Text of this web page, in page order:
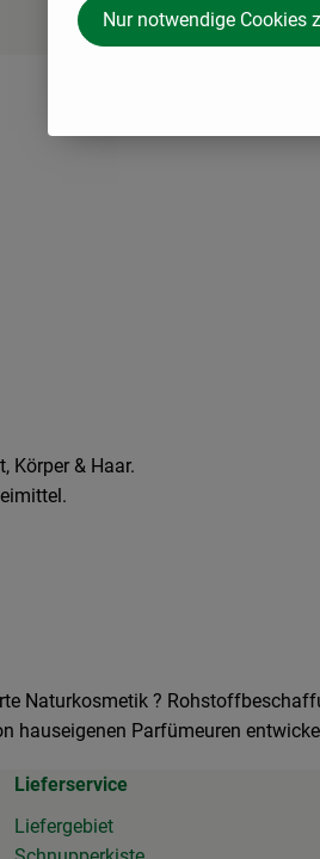
Körper & Haar.
Naturkosmetik ?
hauseigenen Parfümeuren
Lieferservice
Liefergebiet
Nur notwendige Cookies